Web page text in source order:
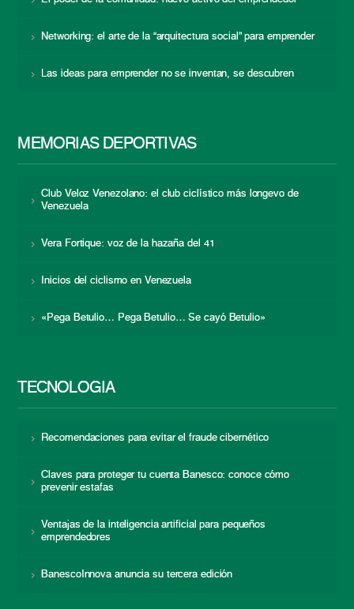
Networking: el arte de la “arquitectura social” para emprender
Las ideas para emprender no se inventan, se descubren
MEMORIAS DEPORTIVAS
Club Veloz Venezolano: el club ciclístico más longevo de
Venezuela
Vera Fortique: voz de la hazaña del 41
Inicios del ciclismo en Venezuela
«Pega Betulio… Pega Betulio… Se cayó Betulio»
TECNOLOGÍA
Recomendaciones para evitar el fraude cibernético
Claves para proteger tu cuenta Banesco: conoce cómo
prevenir estafas
Ventajas de la inteligencia artificial para pequeños
emprendedores
BanescoInnova anuncia su tercera edición